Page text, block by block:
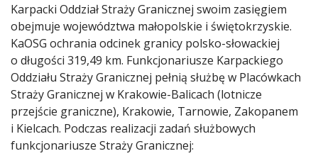
Karpacki Oddział Straży Granicznej swoim zasięgiem
obejmuje województwa małopolskie i świętokrzyskie.
KaOSG ochrania odcinek granicy polsko-słowackiej
o długości 319,49 km. Funkcjonariusze Karpackiego
Oddziału Straży Granicznej pełnią służbę w Placówkach
Straży Granicznej w Krakowie-Balicach (lotnicze
przejście graniczne), Krakowie, Tarnowie, Zakopanem
i Kielcach. Podczas realizacji zadań służbowych
funkcjonariusze Straży Granicznej: